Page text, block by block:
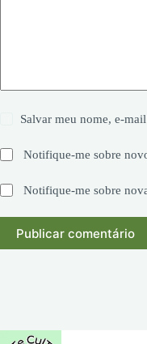
Salvar meu nome, e-
Notifique-me sobre
Notifique-me sobre
Publicar comentário